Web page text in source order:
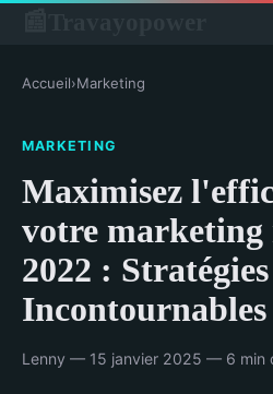
Accueil›Marketing
MARKETING
Maximisez
votre marketing
2022 :
Incontournables
Lenny — 15 janvier 2025 — 6 min